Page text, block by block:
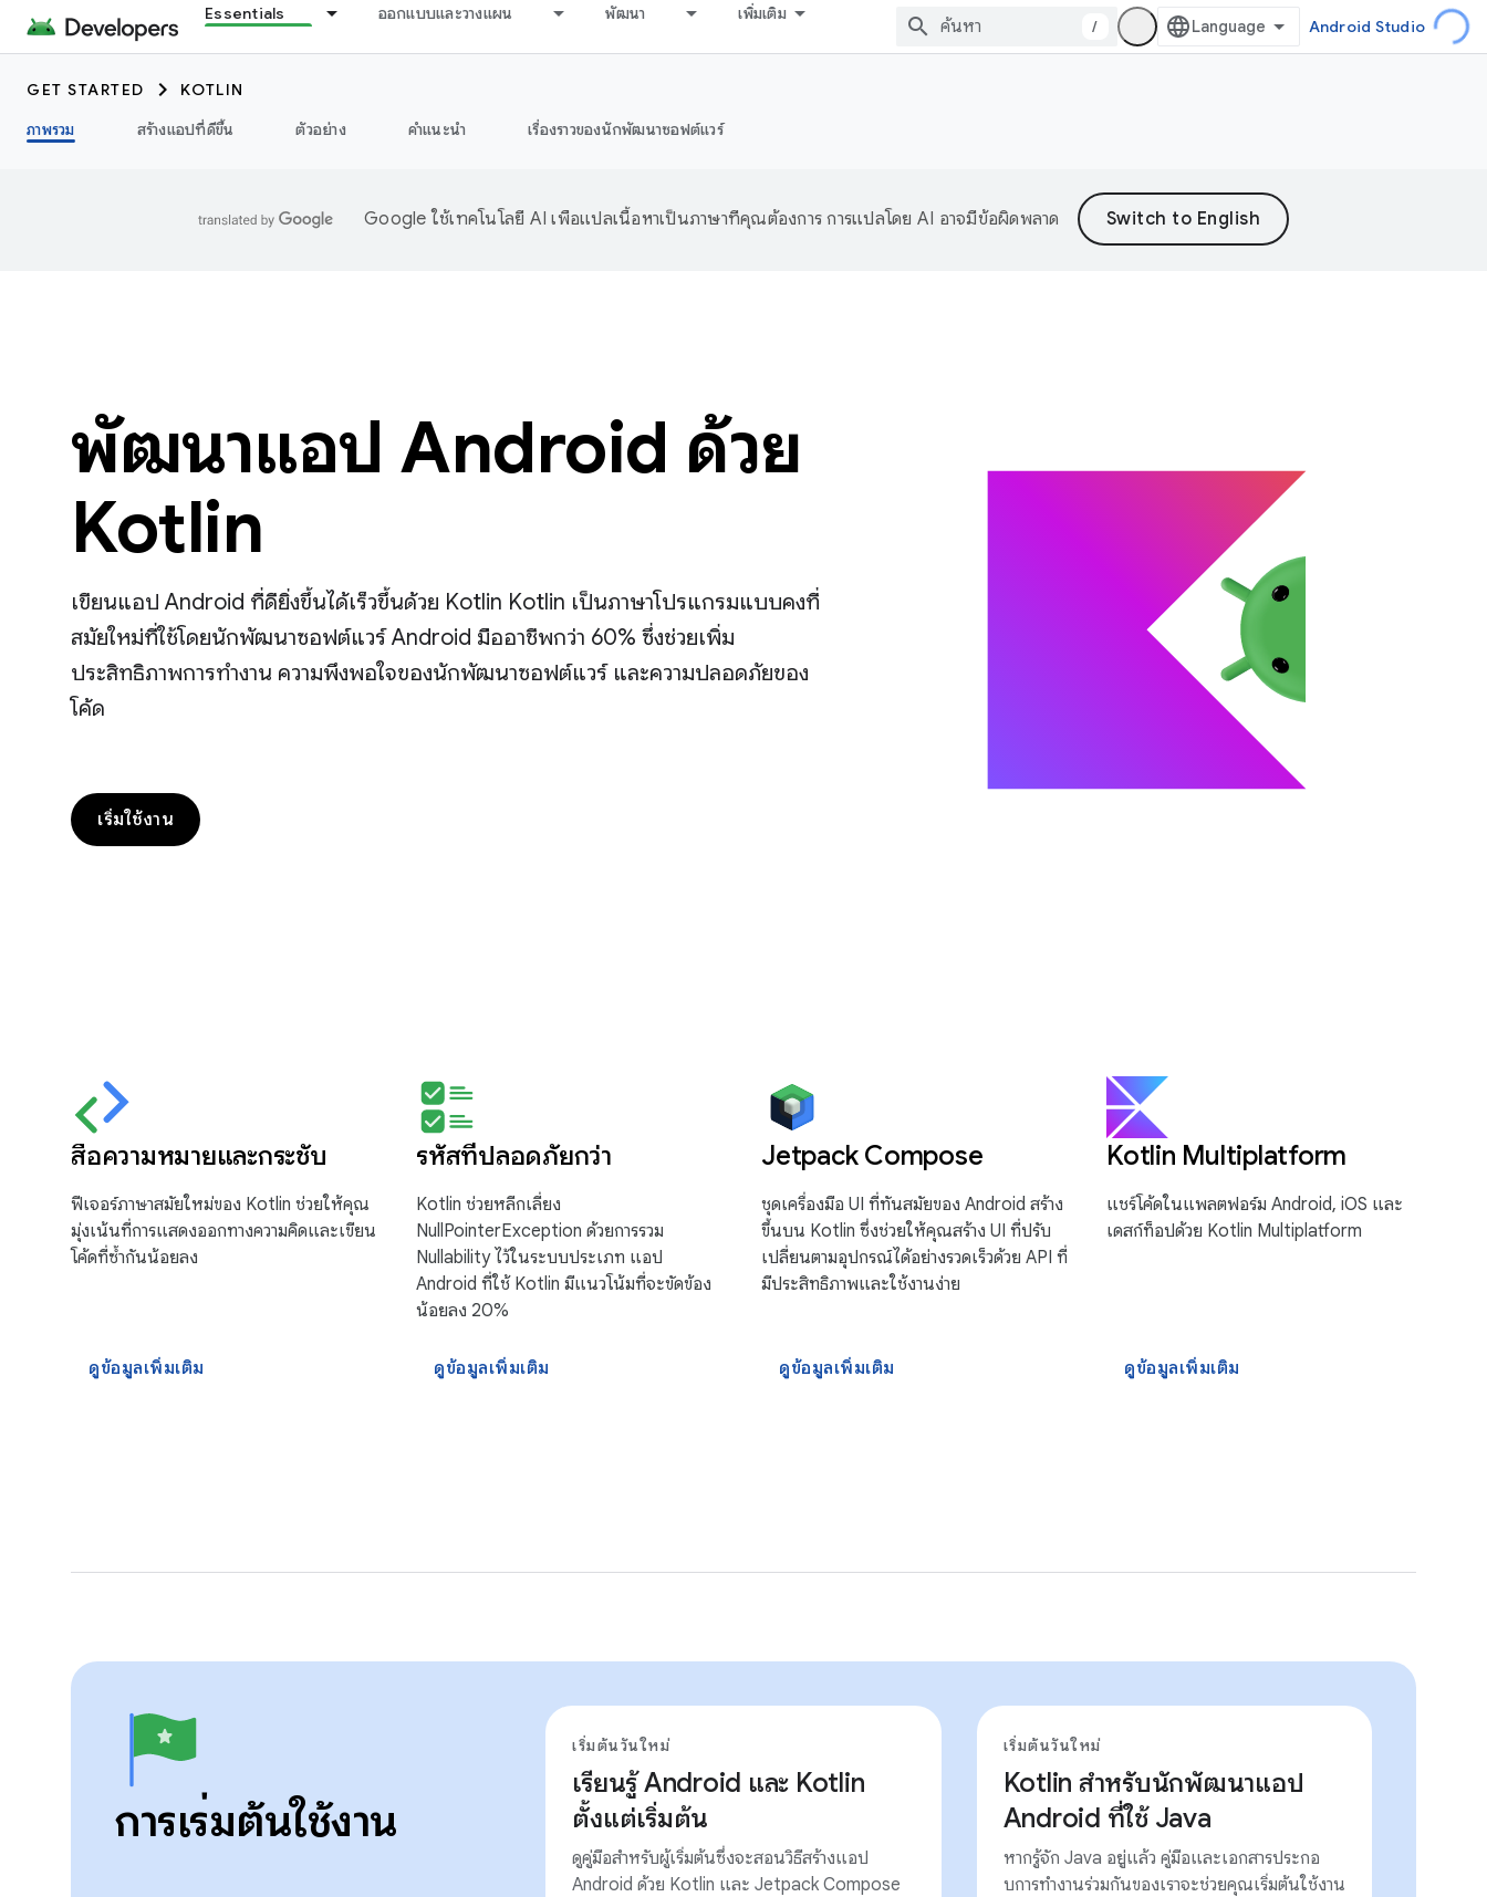
Essentials ออกแบบและวางแผน พัฒนา เพิ่มเติม
/ Android Studio
GET STARTED
KOTLIN
ภาพรวม
สร้างแอปที่ดีขึ้น ตัวอย่าง คำแนะนำ เรื่องราวของนักพัฒนาซอฟต์แวร์
Google ใช้เทคโนโลยี AI เพื่อแปลเนื้อหาเป็นภาษาที่คุณต้องการ การแปลโดย AI อาจมีข้อผิดพลาด
พัฒนาแอป Android ด้วย
Kotlin
เขียนแอป Android ที่ดียิ่งขึ้นได้เร็วขึ้นด้วย Kotlin Kotlin เป็นภาษาโปรแกรมแบบคงที่
สมัยใหม่ที่ใช้โดยนักพัฒนาซอฟต์แวร์ Android มืออาชีพกว่า 60% ซึ่งช่วยเพิ่ม
ประสิทธิภาพการทำงาน ความพึงพอใจของนักพัฒนาซอฟต์แวร์ และความปลอดภัยของ
โค้ด
เริ่มใช้งาน
สื่อความหมายและกระชับ
ฟีเจอร์ภาษาสมัยใหม่ของ Kotlin ช่วยให้คุณ
มุ่งเน้นที่การแสดงออกทางความคิดและเขียน
โค้ดที่ซ้ำกันน้อยลง
ดูข้อมูลเพิ่มเติม
รหัสที่ปลอดภัยกว่า
Kotlin ช่วยหลีกเลี่ยง
NullPointerException ด้วยการรวม
Nullability ไว้ในระบบประเภท แอป
Android ที่ใช้ Kotlin มีแนวโน้มที่จะขัดข้อง
น้อยลง 20%
ดูข้อมูลเพิ่มเติม
Jetpack Compose
ชุดเครื่องมือ UI ที่ทันสมัยของ Android สร้าง
ขึ้นบน Kotlin ซึ่งช่วยให้คุณสร้าง UI ที่ปรับ
เปลี่ยนตามอุปกรณ์ได้อย่างรวดเร็วด้วย API ที่
มีประสิทธิภาพและใช้งานง่าย
ดูข้อมูลเพิ่มเติม
Kotlin Multiplatform
แชร์โค้ดในแพลตฟอร์ม Android, iOS และ
เดสก์ท็อปด้วย Kotlin Multiplatform
ดูข้อมูลเพิ่มเติม
การเริ่มต้นใช้งาน
เริ่มต้นวันใหม่
เรียนรู้ Android และ Kotlin
ตั้งแต่เริ่มต้น
ดูคู่มือสําหรับผู้เริ่มต้นซึ่งจะสอนวิธีสร้างแอป
Android ด้วย Kotlin และ Jetpack Compose
เริ่มต้นวันใหม่
Kotlin สําหรับนักพัฒนาแอป
Android ที่ใช้ Java
หากรู้จัก Java อยู่แล้ว คู่มือและเอกสารประกอ
บการทํางานร่วมกันของเราจะช่วยคุณเริ่มต้นใช้งาน